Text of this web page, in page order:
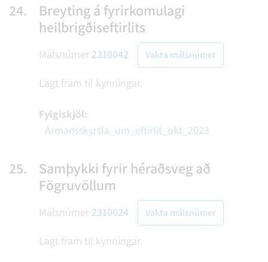
24.
Breyting á fyrirkomulagi
heilbrigðiseftirlits
Málsnúmer 2310042 Vakta málsnúmer
Lagt fram til kynningar.
Fylgiskjöl:
Ármansskyrsla_um_eftirlit_okt_2023
25.
Samþykki fyrir héraðsveg að
Fögruvöllum
Málsnúmer 2310024 Vakta málsnúmer
Lagt fram til kynningar.